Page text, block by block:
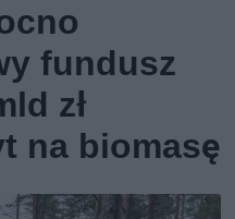
fundusz
zł
na biomasę